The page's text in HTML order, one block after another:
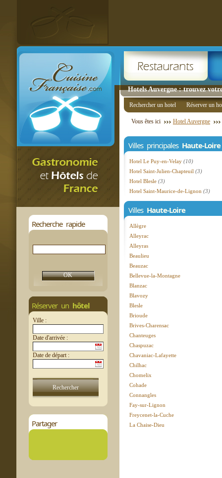
Hotels Auvergne : trouvez
Recherche rapide
Réserver un hôtel
Ville :
Date d'arrivée :
Date de départ :
Partager
Rechercher un hotel Réserver un
Vous êtes ici Hotel Auvergne
Villes principales Haute-Loire
Hotel Le Puy-en-Velay (10)
Hotel Saint-Julien-Chapteuil (3)
Hotel Blesle (3)
Hotel Saint-Maurice-de-Lignon (3)
Villes Haute-Loire
Allègre
Alleyrac
Alleyras
Beaulieu
Beauzac
Bellevue-la-Montagne
Blanzac
Blavozy
Blesle
Brioude
Brives-Charensac
Chanteuges
Chaspuzac
Chavaniac-Lafayette
Chilhac
Chomelix
Cohade
Connangles
Fay-sur-Lignon
Freycenet-la-Cuche
La Chaise-Dieu